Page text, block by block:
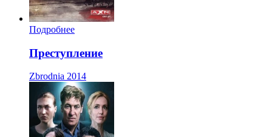
Подробнее
Преступление
Zbrodnia 2014